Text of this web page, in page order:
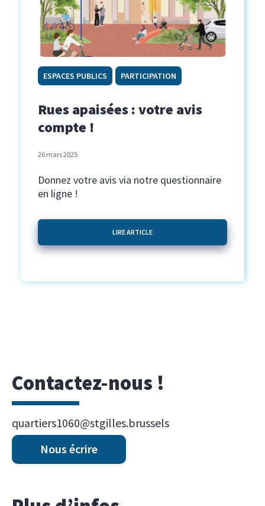
ESPACES PUBLICS PARTICIPATION
Rues apaisées : votre avis
compte !
26 mars 2025
Donnez votre avis via notre questionnaire
en ligne !
LIRE ARTICLE
Contactez-nous !
quartiers1060@stgilles.brussels
Nous écrire